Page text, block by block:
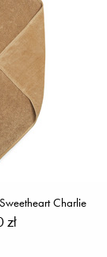
Charlie
zł